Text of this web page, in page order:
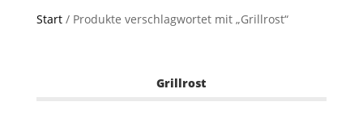
Start/ Produkte verschlagwortet mit „Grillrost“
Grillrost